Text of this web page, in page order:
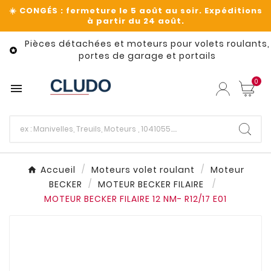

Pièces détachées et moteurs pour volets roulants,
portes de garage et portails
 0
Accueil Moteurs volet roulant
Moteur
BECKER
MOTEUR BECKER FILAIRE
MOTEUR BECKER FILAIRE 12 NM- R12/17 E01